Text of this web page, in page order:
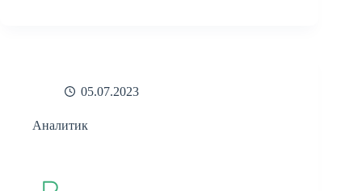
05.07.2023
Аналитик